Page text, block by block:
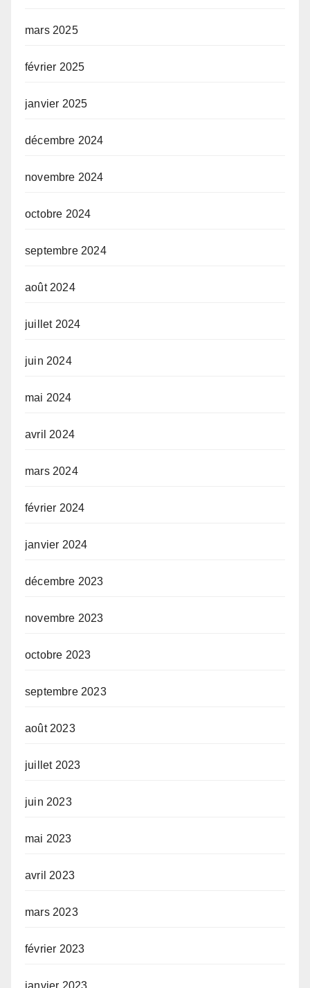
mars 2025
février 2025
janvier 2025
décembre 2024
novembre 2024
octobre 2024
septembre 2024
août 2024
juillet 2024
juin 2024
mai 2024
avril 2024
mars 2024
février 2024
janvier 2024
décembre 2023
novembre 2023
octobre 2023
septembre 2023
août 2023
juillet 2023
juin 2023
mai 2023
avril 2023
mars 2023
février 2023
janvier 2023